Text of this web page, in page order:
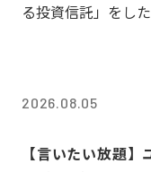
る投資信託」をし
2026.08.05
【言いたい放題